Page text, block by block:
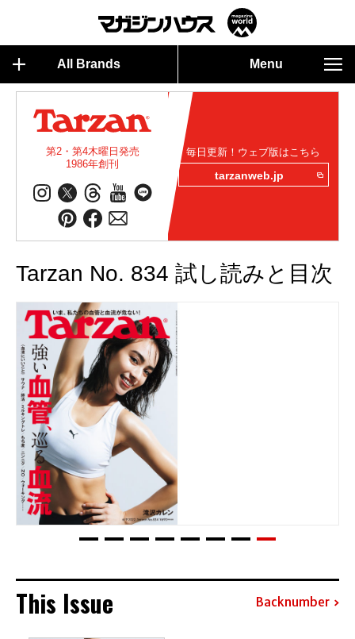
All Brands Menu
第2・第4木曜日発売
1986年創刊
毎日更新！ウェブ版はこちら
tarzanweb.jp
Tarzan No. 834 試し読みと目次
This Issue Backnumber